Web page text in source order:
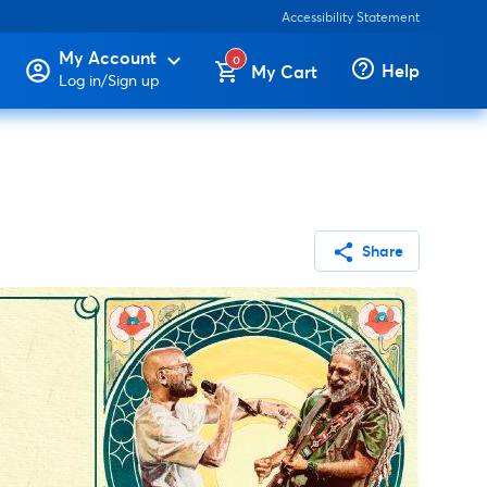
Accessibility Statement
My Account expand_more
Log in/Sign up My Cart
0 help_outline Help
share Share